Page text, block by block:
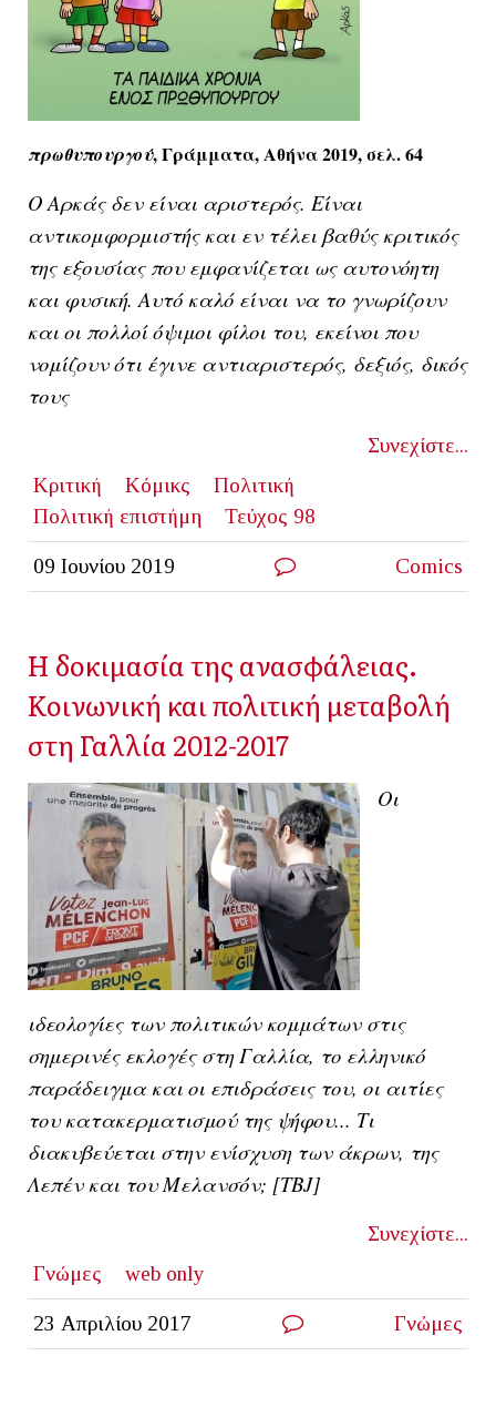
πρωθυπουργού, Γράμματα, Αθήνα 2019, σελ. 64
Ο Αρκάς δεν είναι αριστερός. Είναι
αντικομφορμιστής και εν τέλει βαθύς κριτικός
της εξουσίας που εμφανίζεται ως αυτονόητη
και φυσική. Αυτό καλό είναι να το γνωρίζουν
και οι πολλοί όψιμοι φίλοι του, εκείνοι που
νομίζουν ότι έγινε αντιαριστερός, δεξιός, δικός
τους
Συνεχίστε...
Κριτική
Κόμικς
Πολιτική
Πολιτική επιστήμη
Τεύχος 98
09 Ιουνίου 2019 Comics
Η δοκιμασία της ανασφάλειας.
Κοινωνική και πολιτική μεταβολή
στη Γαλλία 2012-2017
Οι
ιδεολογίες των πολιτικών κομμάτων στις
σημερινές εκλογές στη Γαλλία, το ελληνικό
παράδειγμα και οι επιδράσεις του, οι αιτίες
του κατακερματισμού της ψήφου... Τι
διακυβεύεται στην ενίσχυση των άκρων, της
Λεπέν και του Μελανσόν; [TBJ]
Συνεχίστε...
Γνώμες
web only
23 Απριλίου 2017 Γνώμες